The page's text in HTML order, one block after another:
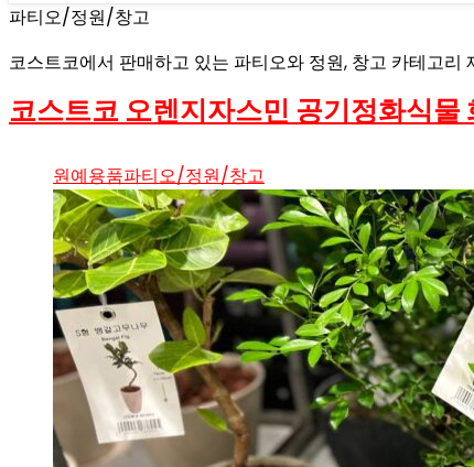
파티오/정원/창고
코스트코에서 판매하고 있는 파티오와 정원, 창고 카테고
코스트코 오렌지자스민 공기정화식물
원예용품파티오/정원/창고